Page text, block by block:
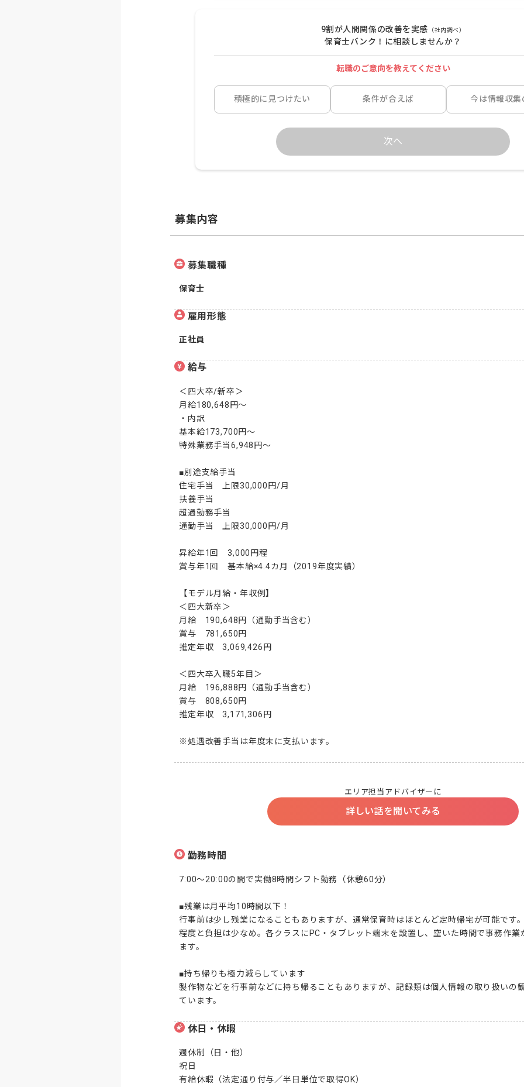
9割が人間関係の改善を実感 （社内調べ）
保育士バンク！に相談しませんか？
転職のご意向を教えてください
積極的に見つけたい 条件が合えば 今は情報収集
次へ
募集内容
募集職種
保育士
雇用形態
正社員
給与
＜四大卒/新卒＞
月給180,648円～
・内訳
基本給173,700円～
特殊業務手当6,948円～
■別途支給手当
住宅手当　上限30,000円/月
扶養手当
超過勤務手当
通勤手当　上限30,000円/月
昇給年1回　3,000円程
賞与年1回　基本給×4.4カ月（2019年度実績）
【モデル月給・年収例】
＜四大新卒＞
月給　190,648円（通勤手当含む）
賞与　781,650円
推定年収　3,069,426円
＜四大卒入職5年目＞
月給　196,888円（通勤手当含む）
賞与　808,650円
推定年収　3,171,306円
※処遇改善手当は年度末に支払います。
エリア担当アドバイザーに
詳しい話を聞いてみる
勤務時間
7:00～20:00の間で実働8時間シフト勤務（休憩60分）
■残業は月平均10時間以下！
行事前は少し残業になることもありますが、通常保育時はほとんど定時帰宅が可能です
程度と負担は少なめ。各クラスにPC・タブレット端末を設置し、空いた時間で事務作業
ます。
■持ち帰りも極力減らしています
製作物などを行事前などに持ち帰ることもありますが、記録類は個人情報の取り扱いの
ています。
休日・休暇
週休制（日・他）
祝日
有給休暇（法定通り付与／半日単位で取得OK）